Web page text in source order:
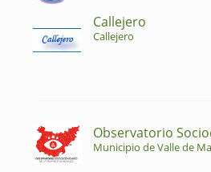
Callejero
Callejero
Observatorio
Municipio de Valle de